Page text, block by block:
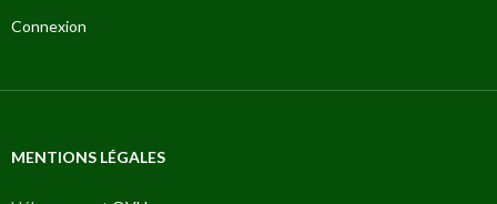
Connexion
MENTIONS LÉGALES